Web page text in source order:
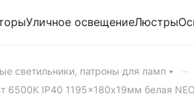
Уличное освещениеЛюстры
светильники, патроны для ламп –
IP40 1195x180х19мм белая